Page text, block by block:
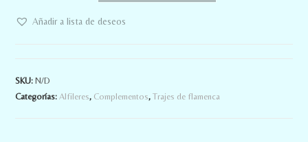
Añadir a lista de deseos
SKU:N/D
Categorías:Alfileres, Complementos,Trajes de flamenca